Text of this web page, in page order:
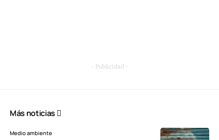
- Publicidad -
Más noticias
Medio ambiente